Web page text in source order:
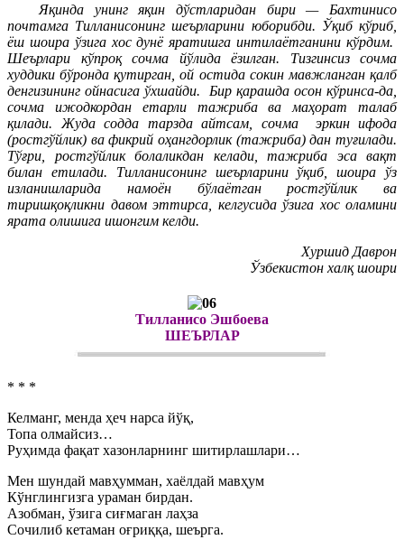
Яқинда унинг яқин дўстларидан бири — Бахтинисо
почтамга Тилланисонинг шеърларини юборибди. Ўқиб кўриб,
ёш шоира ўзига хос дунё яратишга интилаётганини кўрдим.
Шеърлари кўпроқ сочма йўлида ёзилган. Тизгинсиз сочма
худдики бўронда қутирган, ой остида сокин мавжланган қалб
денгизининг ойнасига ўхшайди. Бир қарашда осон кўринса-да,
сочма ижодкордан етарли тажриба ва маҳорат талаб
қилади. Жуда содда тарзда айтсам, сочма эркин ифода
(ростгўйлик) ва фикрий оҳангдорлик (тажриба) дан туғилади.
Тўғри, ростгўйлик болаликдан келади, тажриба эса вақт
билан етилади. Тилланисонинг шеърларини ўқиб, шоира ўз
изланишларида намоён бўлаётган ростгўйлик ва
тиришқоқликни давом эттирса, келгусида ўзига хос оламини
ярата олишига ишонгим келди.
Хуршид Даврон
Ўзбекистон халқ шоири
Тилланисо Эшбоева
ШЕЪРЛАР
* * *
Келманг, менда ҳеч нарса йўқ,
Топа олмайсиз…
Руҳимда фақат хазонларнинг шитирлашлари…
Мен шундай мавҳумман, хаёлдай мавҳум
Кўнглингизга ураман бирдан.
Азобман, ўзига сиғмаган лаҳза
Сочилиб кетаман оғриққа, шеърга.